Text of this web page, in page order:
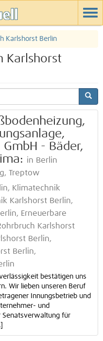
Karlshorst Berlin
Karlshorst
GmbH - Bäder,
in Berlin
Treptow
Klimatechnik
Karlshorst Berlin,
Erneuerbare
Karlshorst
Berlin,
Berlin,
bestätigen uns
Wir lieben unseren Beruf
Innungsbetrieb und
und
Senatsverwaltung für